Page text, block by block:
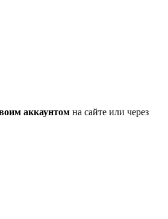
аккаунтомна сайте или через